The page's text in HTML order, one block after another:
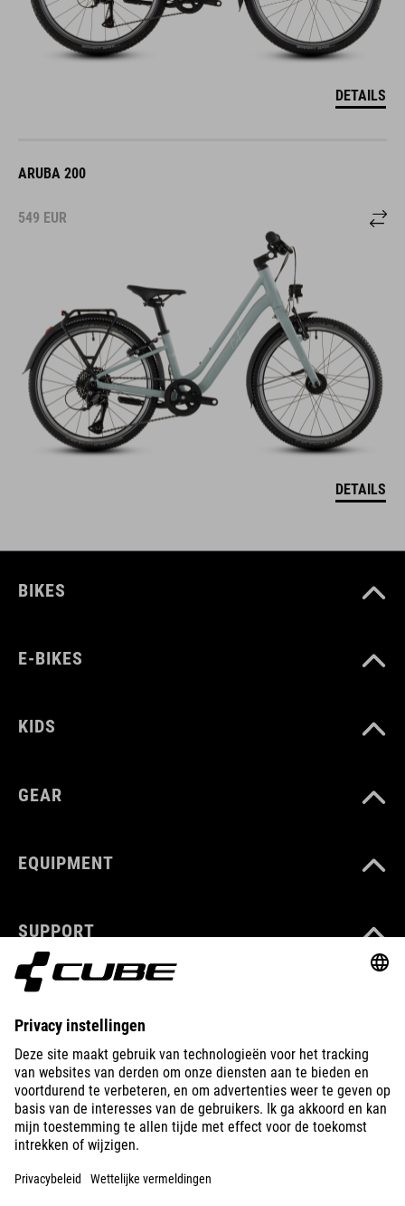
DETAILS
ARUBA 200
549 EUR
DETAILS
BIKES
E-BIKES
KIDS
GEAR
EQUIPMENT
SUPPORT
ÜBER UNS
ENTDECKEN